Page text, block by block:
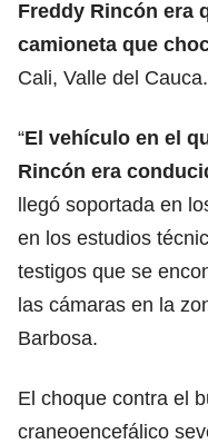
Freddy Rincón era
camioneta que
Cali, Valle del Cauca.
“El vehículo en el
Rincón era
llegó soportada en
en los estudios
testigos que se
las cámaras en la
Barbosa.
El choque contra el
craneoencefálico